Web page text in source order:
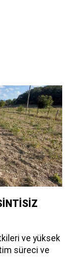
ve yüksek
süreci ve